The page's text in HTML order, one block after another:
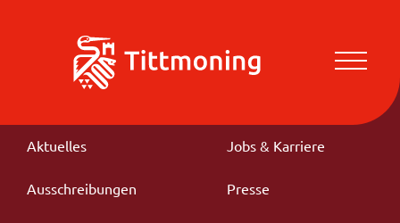
Aktuelles Jobs & Karriere
Ausschreibungen Presse